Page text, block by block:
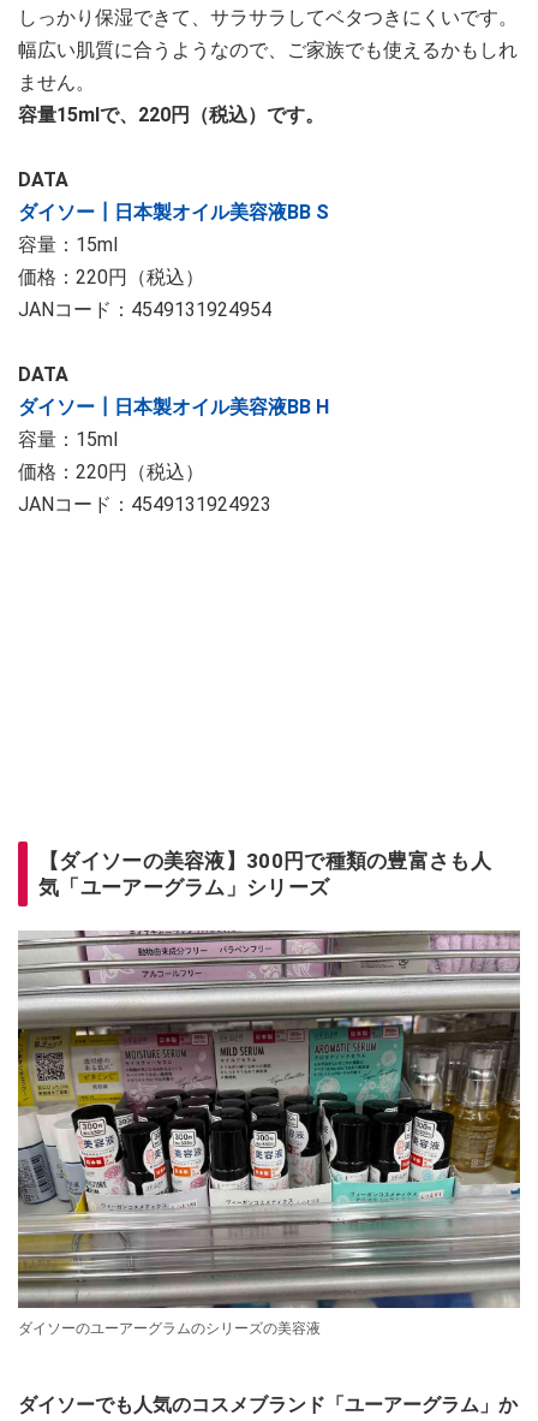
しっかり保湿できて、サラサラしてベタつきにくいです。
幅広い肌質に合うようなので、ご家族でも使えるかもしれ
ません。
容量15mlで、220円（税込）です。
DATA
ダイソー┃日本製オイル美容液BB S
容量：15ml
価格：220円（税込）
JANコード：4549131924954
DATA
ダイソー┃日本製オイル美容液BB H
容量：15ml
価格：220円（税込）
JANコード：4549131924923
【ダイソーの美容液】300円で種類の豊富さも人
気「ユーアーグラム」シリーズ
ダイソーのユーアーグラムのシリーズの美容液
ダイソーでも人気のコスメブランド「ユーアーグラム」か